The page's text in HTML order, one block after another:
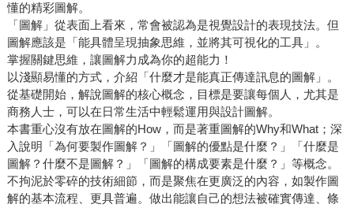
懂的精彩圖解。
「圖解」從表面上看來，常會被認為是視覺設計的表現技法。但
圖解應該是「能具體呈現抽象思維，並將其可視化的工具」。
掌握關鍵思維，讓圖解力成為你的超能力！
以淺顯易懂的方式，介紹「什麼才是能真正傳達訊息的圖解」。
從基礎開始，解說圖解的核心概念，目標是要讓每個人，尤其是
商務人士，可以在日常生活中輕鬆運用與設計圖解。
本書重心沒有放在圖解的How，而是著重圖解的Why和What；深
入說明「為何要製作圖解？」「圖解的優點是什麼？」「什麼是
圖解？什麼不是圖解？」「圖解的構成要素是什麼？」等概念。
不拘泥於零碎的技術細節，而是聚焦在更廣泛的內容，如製作圖
解的基本流程、更具普遍。做出能讓自己的想法被確實傳達、條